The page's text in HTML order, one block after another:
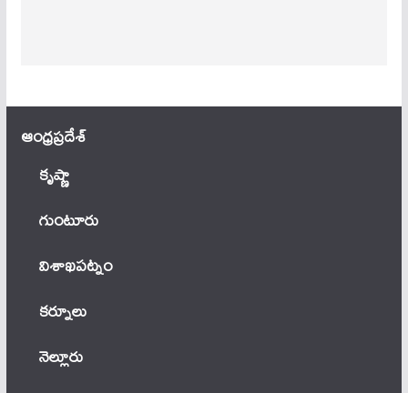
ఆంధ్ర‌ప్ర‌దేశ్
కృష్ణా
గుంటూరు
విశాఖపట్నం
కర్నూలు
నెల్లూరు